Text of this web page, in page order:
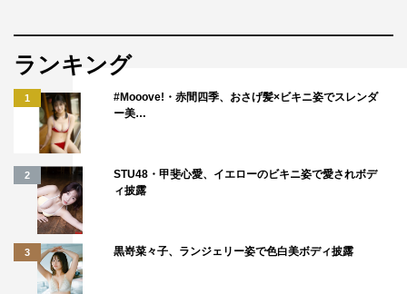
ランキング
1
#Mooove!・赤間四季、おさげ髪×ビキニ姿でスレンダ
ー美…
2
STU48・甲斐心愛、イエローのビキニ姿で愛されボデ
ィ披露
3 黒嵜菜々子、ランジェリー姿で色白美ボディ披露